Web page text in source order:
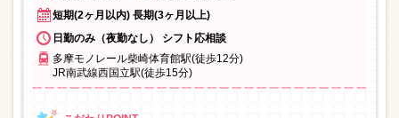
短期(2ヶ月以内) 長期(3ヶ月以上)
日勤のみ（夜勤なし） シフト応相談
多摩モノレール柴崎体育館駅(徒歩12分)
JR南武線西国立駅(徒歩15分)